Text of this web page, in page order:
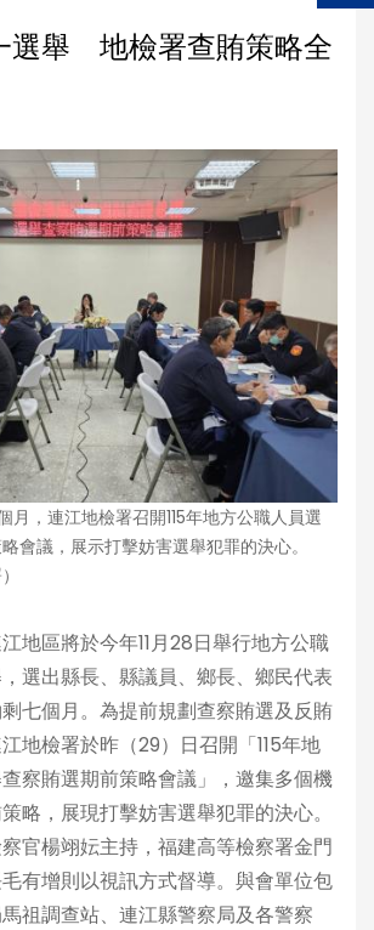
選舉 地檢署查賄策略全
月，連江地檢署召開115年地方公職人員選
會議，展示打擊妨害選舉犯罪的決心。
地區將於今年11月28日舉行地方公職
選出縣長、縣議員、鄉長、鄉民代表
七個月。為提前規劃查察賄選及反賄
地檢署於昨（29）日召開「115年地
察賄選期前策略會議」，邀集多個機
略，展現打擊妨害選舉犯罪的決心。
官楊翊妘主持，福建高等檢察署金門
有增則以視訊方式督導。與會單位包
祖調查站、連江縣警察局及各警察